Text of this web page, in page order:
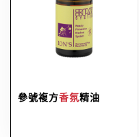
參號複方香氛精油